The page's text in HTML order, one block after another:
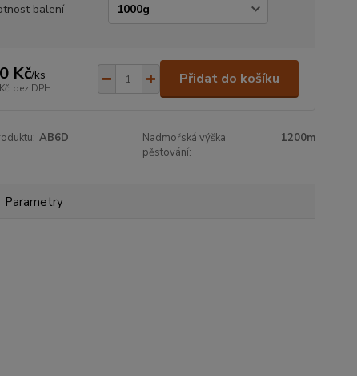
balení
Kč/ks
bez DPH
Přidat do košíku
AB6D
Nadmořská výška
pěstování:
1200m
Parametry